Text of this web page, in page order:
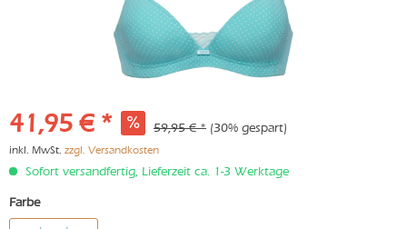
41,95 € * 59,95 € * (30% gespart)
inkl. MwSt. zzgl. Versandkosten
Sofort versandfertig, Lieferzeit ca. 1-3 Werktage
Farbe